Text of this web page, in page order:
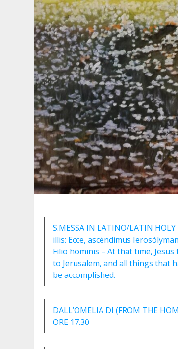
S.MESSA IN LATINO/LATIN
illis: Ecce, ascéndimus
Fílio hominis – At that time,
to Jerusalem, and all things that
be accomplished.
DALL’OMELIA DI (FROM THE
ORE 17.30